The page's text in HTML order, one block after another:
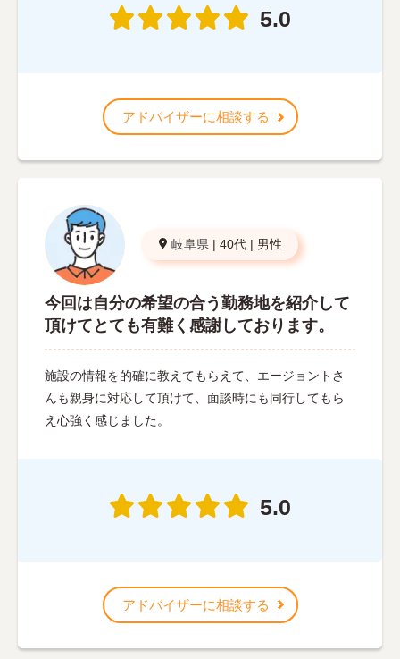
5.0
アドバイザーに相談する
岐阜県 | 40代 | 男性
今回は自分の希望の合う勤務地を紹介して
頂けてとても有難く感謝しております。
施設の情報を的確に教えてもらえて、エージョントさ
んも親身に対応して頂けて、面談時にも同行してもら
え心強く感じました。
5.0
アドバイザーに相談する